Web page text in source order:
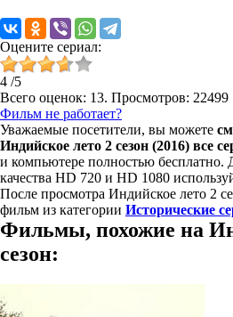
Оцените сериал:
4 /5
Всего оценок: 13. Просмотров: 22499
Фильм не работает?
Уважаемые посетители, вы можете
Индийское лето 2 сезон (2016) все
и компьютере полностью бесплатно.
качества HD 720 и HD 1080
После просмотра Индийское лето 2
фильм из категории Исторические
Фильмы, похожие на
сезон: